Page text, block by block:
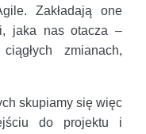
Zakładają one
jaka nas otacza –
zmianach,
skupiamy się więc
do projektu i